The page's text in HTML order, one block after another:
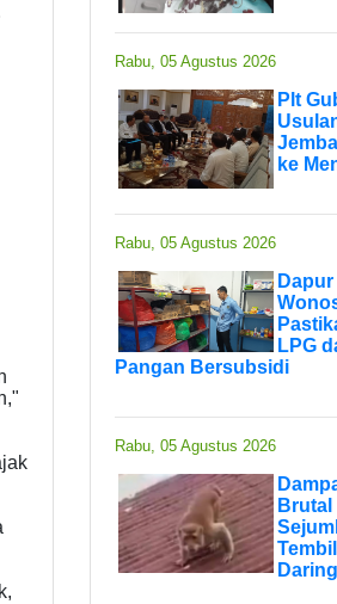
Rabu, 05 Agustus 2026
Plt
ke
Rabu, 05 Agustus 2026
LPG
Pangan Bersubsidi
Rabu, 05 Agustus 2026
Brutal
Daring